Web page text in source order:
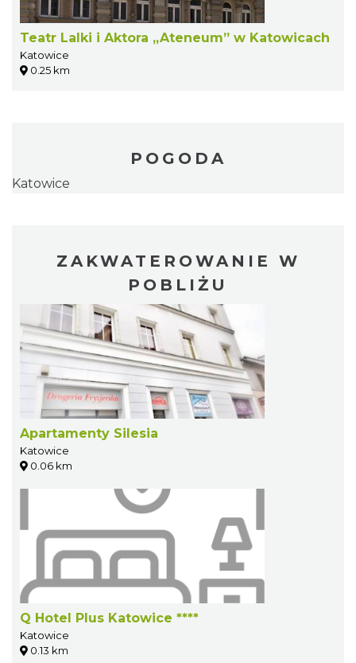
Teatr Lalki i Aktora „Ateneum” w Katowicach
Katowice
0.25 km
POGODA
Katowice
ZAKWATEROWANIE W
POBLIŻU
Apartamenty Silesia
Katowice
0.06 km
Q Hotel Plus Katowice ****
Katowice
0.13 km